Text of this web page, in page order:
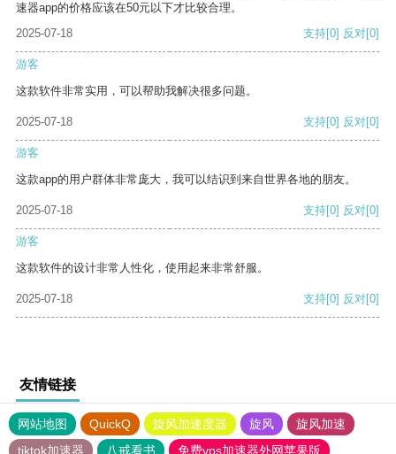
速器app的价格应该在50元以下才比较合理。
2025-07-18
支持[0] 反对[0]
游客
这款软件非常实用，可以帮助我解决很多问题。
2025-07-18 支持[0] 反对[0]
游客
这款app的用户群体非常庞大，我可以结识到来自世界各地的朋友。
2025-07-18 支持[0] 反对[0]
游客
这款软件的设计非常人性化，使用起来非常舒服。
2025-07-18 支持[0] 反对[0]
友情链接
网站地图 QuickQ 旋风加速度器 旋风
旋风加速
tiktok加速器
八戒看书 免费vps加速器外网苹果版